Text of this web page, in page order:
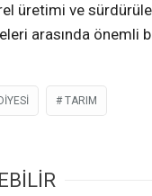
üretimi ve
arasında önemli
TARIM